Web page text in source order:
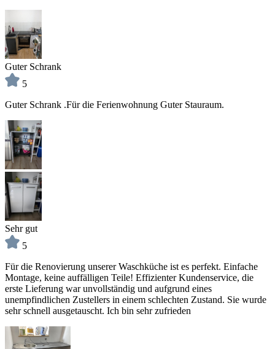
Guter Schrank
5
Guter Schrank .Für die Ferienwohnung Guter Stauraum.
Sehr gut
5
Für die Renovierung unserer Waschküche ist es perfekt. Einfache
Montage, keine auffälligen Teile! Effizienter Kundenservice, die
erste Lieferung war unvollständig und aufgrund eines
unempfindlichen Zustellers in einem schlechten Zustand. Sie wurde
sehr schnell ausgetauscht. Ich bin sehr zufrieden